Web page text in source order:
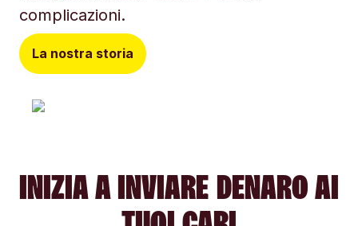
complicazioni.
La nostra storia
INIZIA A INVIARE DENARO AI